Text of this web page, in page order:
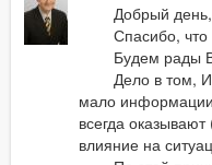
Добрый день,
Спасибо, что
Будем рады
Дело в том,
мало
всегда
влияние на